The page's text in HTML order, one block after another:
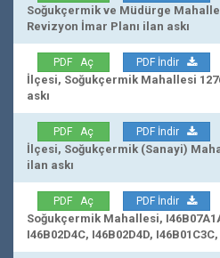
Soğukçermik ve Müdürge
Revizyon İmar Planı ilan askı
PDF Aç PDF İndir
İlçesi, Soğukçermik Mahallesi
askı
PDF Aç PDF İndir
İlçesi, Soğukçermik (Sanayi)
ilan askı
PDF Aç PDF İndir
Soğukçermik Mahallesi,
I46B02D4C, I46B02D4D,